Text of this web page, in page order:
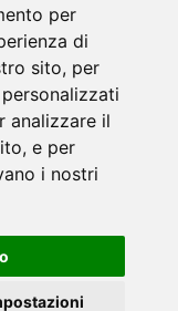
per
di
sito, per
analizzare il
e per
i nostri
di più